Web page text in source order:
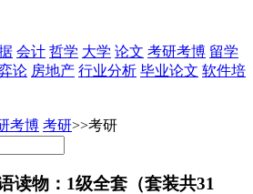
会计 哲学 大学 论文 考研考博 留学
论 房地产 行业分析 毕业论文 软件培
考博 考研>>考研
读物：1级全套（套装共31